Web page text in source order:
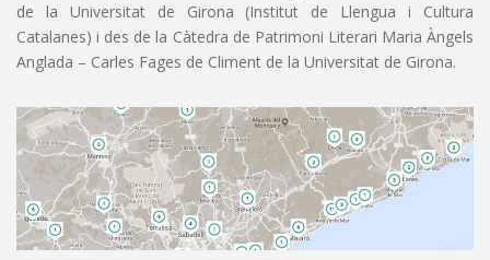
de la Universitat de Girona (Institut de Llengua i Cultura
Catalanes) i des de la Càtedra de Patrimoni Literari Maria Àngels
Anglada – Carles Fages de Climent de la Universitat de Girona.